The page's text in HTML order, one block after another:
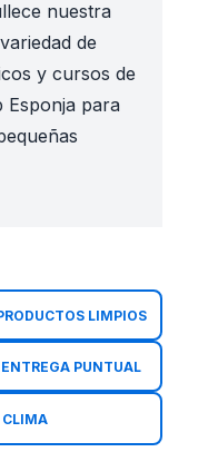
nuestra
de
y cursos de
Esponja para
imaginativo y
LIMPIOS
ENTREGA PUNTUAL
CLIMA